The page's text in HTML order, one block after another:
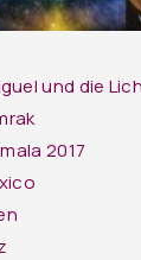
und die
2017